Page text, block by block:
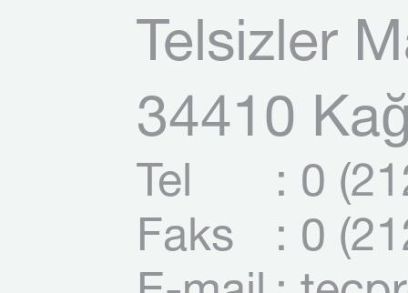
Telsizler
34410
Tel
: 0
Faks
: 0